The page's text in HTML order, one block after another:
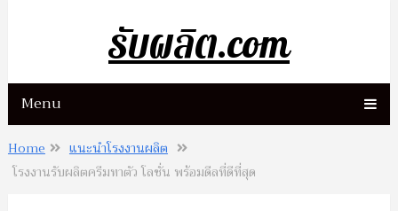
รับผลิต.com
Menu
Home
แนะนำโรงงานผลิต
โรงงานรับผลิตครีมทาตัว โลชั่น พร้อมดีลที่ดีที่สุด